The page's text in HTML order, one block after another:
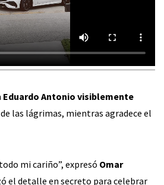
Eduardo Antonio visiblemente
las lágrimas, mientras agradece el
mi cariño”, expresó Omar
el detalle en secreto para celebrar